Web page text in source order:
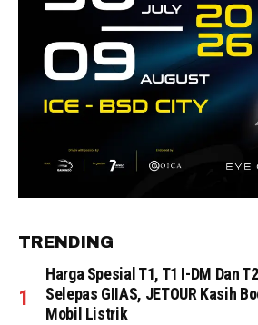
TRENDING
Harga Spesial T1, T1 I-DM Dan
Selepas GIIAS, JETOUR Kasih
Mobil Listrik